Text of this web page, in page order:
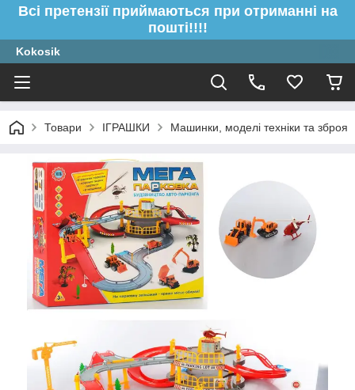
Всі претензії приймаються при отриманні на
пошті!!!!
Kokosik
Товари ІГРАШКИ Машинки, моделі техніки та зброя